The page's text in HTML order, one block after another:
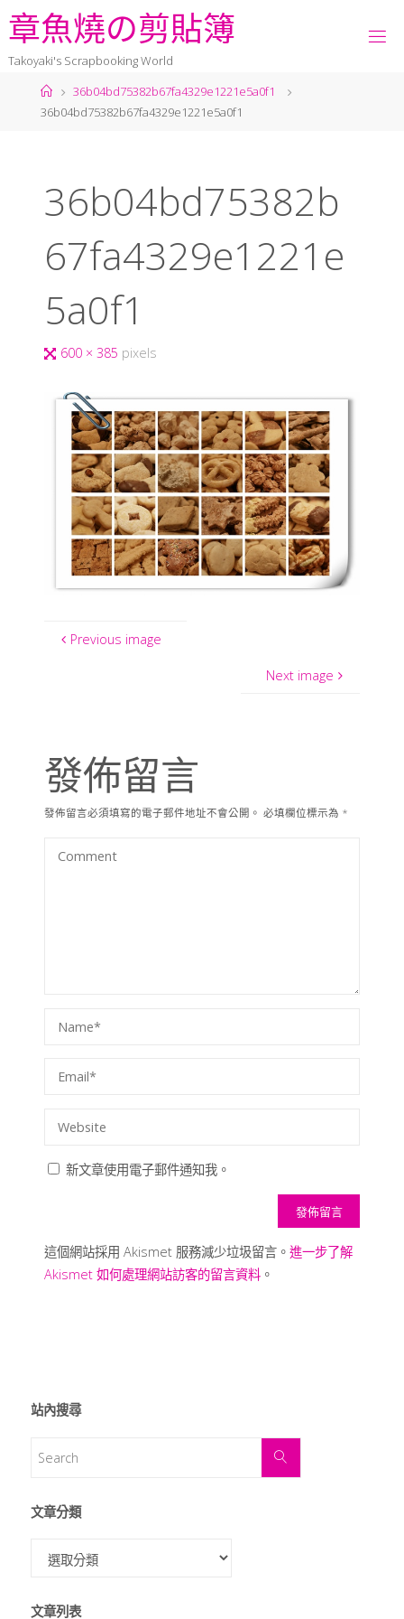
章魚燒の剪貼簿
Takoyaki's Scrapbooking World
36b04bd75382b67fa4329e1221e5a0f1
36b04bd75382b67fa4329e1221e5a0f1
36b04bd75382b
67fa4329e1221e
5a0f1
600 × 385 pixels
Previous image
Next image
發佈留言
發佈留言必須填寫的電子郵件地址不會公開。 必填欄位標示為 *
新文章使用電子郵件通知我。
這個網站採用 Akismet 服務減少垃圾留言。 進一步了解
Akismet 如何處理網站訪客的留言資料。
站內搜尋
文章分類
文章列表